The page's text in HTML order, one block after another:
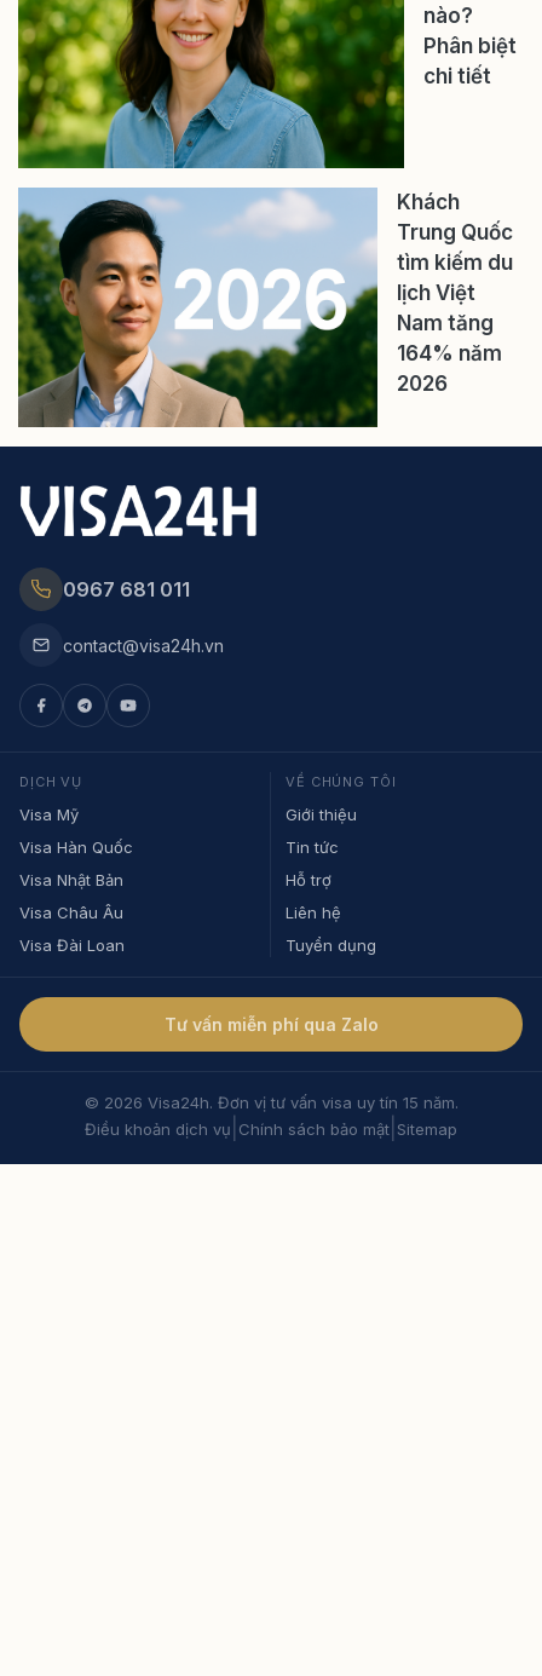
nào?
Phân biệt
chi tiết
Khách
Trung Quốc
tìm kiếm du
lịch Việt
Nam tăng
164% năm
2026
© 2026 Visa24h. Đơn vị tư vấn visa uy tín 15 năm.
Điều khoản dịch vụ Chính sách bảo mật Sitemap
0967 681 011
contact@visa24h.vn
DỊCH VỤ
Visa Mỹ
Visa Hàn Quốc
Visa Nhật Bản
Visa Châu Âu
Visa Đài Loan
VỀ CHÚNG TÔI
Giới thiệu
Tin tức
Hỗ trợ
Liên hệ
Tuyển dụng
Tư vấn miễn phí qua Zalo